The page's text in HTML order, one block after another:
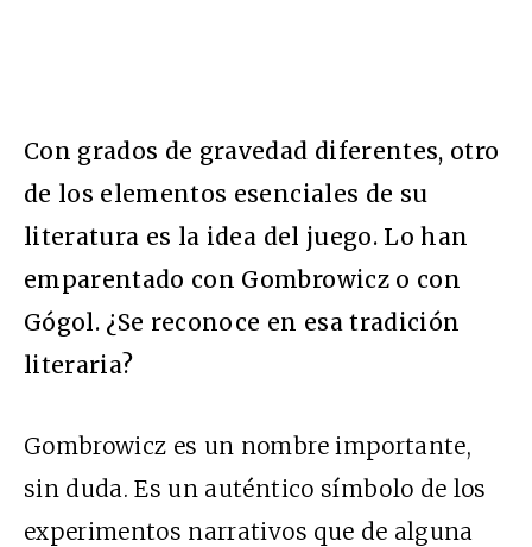
Con grados de gravedad diferentes, otro
de los elementos esenciales de su
literatura es la idea del juego. Lo han
emparentado con Gombrowicz o con
Gógol. ¿Se reconoce en esa tradición
literaria?
Gombrowicz es un nombre importante,
sin duda. Es un auténtico símbolo de los
experimentos narrativos que de alguna